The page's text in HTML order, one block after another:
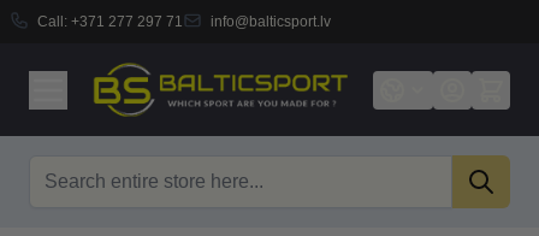
Call: +371 277 297 71 info@balticsport.lv